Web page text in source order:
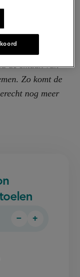
met udon
van
de smaak van
Zo komt de
nog meer
Persoon
−
Persoon
+